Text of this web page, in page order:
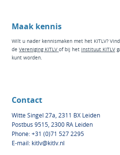
Maak kennis
Wilt u nader kennismaken met het KITLV?
de Vereniging KITLV of bij het instituut KITLV g
kunt worden.
Contact
Witte Singel 27a, 2311 BX Leiden
Postbus 9515, 2300 RA Leiden
Phone: +31 (0)71 527 2295
E-mail: kitlv@kitlv.nl